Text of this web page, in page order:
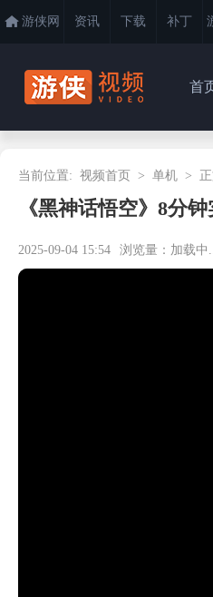
游侠网 资讯 下载 补丁
首
当前位置: 视频首页 > 单机 >
《黑神话悟空》8分
2025-09-04 15:54 浏览量： 加载中